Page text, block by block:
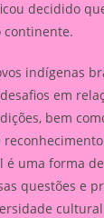
decidido
continente.
indígenas
em
bem
é uma forma
questões e